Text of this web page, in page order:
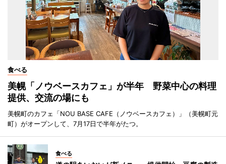
食べる
美幌「ノウベースカフェ」が半年 野菜中心の料理
提供、交流の場にも
美幌町のカフェ「NOU BASE CAFE（ノウベースカフェ）」（美幌町元
町）がオープンして、7月17日で半年がたつ。
食べる